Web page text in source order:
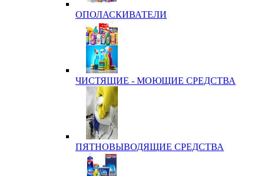
ОПОЛАСКИВАТЕЛИ
ЧИСТЯЩИЕ - МОЮЩИЕ СРЕДСТВА
ПЯТНОВЫВОДЯЩИЕ СРЕДСТВА